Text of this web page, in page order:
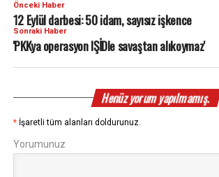
Önceki Haber
12 Eylül darbesi: 50 idam, sayısız işkence
Sonraki Haber
'PKKya operasyon IŞİDle savaştan alıkoymaz'
Henüz yorum yapılmamış.
* İşaretli tüm alanları doldurunuz.
Yorumunuz